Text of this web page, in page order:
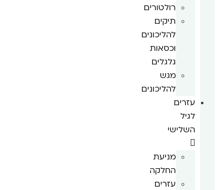
רולטורים
תיקים
להליכונים
וכסאות
גלגלים
מגש
להליכונים
עזרים
לגיל
השלישי
מניעת
החלקה
עזרים